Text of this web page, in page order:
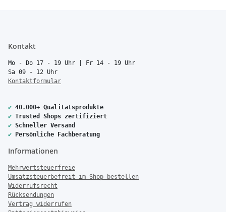
Kontakt
Mo - Do 17 - 19 Uhr | Fr 14 - 19 Uhr
Sa 09 - 12 Uhr
Kontaktformular
✔ 40.000+ Qualitätsprodukte
✔ Trusted Shops zertifiziert
✔ Schneller Versand
✔ Persönliche Fachberatung
Informationen
Mehrwertsteuerfreie
Umsatzsteuerbefreit im Shop bestellen
Widerrufsrecht
Rücksendungen
Vertrag widerrufen